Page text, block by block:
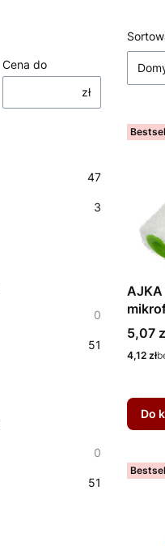
Cena do
zł
47
3
0
51
0
51
AJKA
Cena
5,07
Cena
4,12 zł
Do